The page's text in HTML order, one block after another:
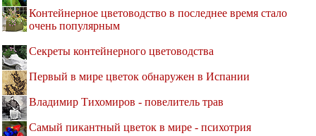
Контейнерное цветоводство в последнее время стало
очень популярным
Секреты контейнерного цветоводства
Первый в мире цветок обнаружен в Испании
Владимир Тихомиров - повелитель трав
Самый пикантный цветок в мире - психотрия